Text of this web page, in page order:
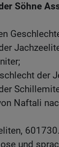
Söhne
der
Naftali
601730.
und